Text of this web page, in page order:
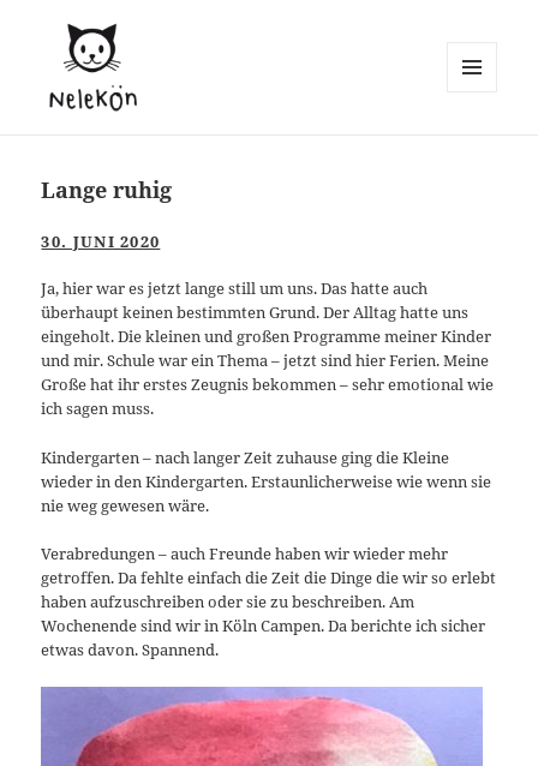
Lange ruhig
30. JUNI 2020
Ja, hier war es jetzt lange still um uns. Das hatte auch
überhaupt keinen bestimmten Grund. Der Alltag hatte uns
eingeholt. Die kleinen und großen Programme meiner Kinder
und mir. Schule war ein Thema – jetzt sind hier Ferien. Meine
Große hat ihr erstes Zeugnis bekommen – sehr emotional wie
ich sagen muss.
Kindergarten – nach langer Zeit zuhause ging die Kleine
wieder in den Kindergarten. Erstaunlicherweise wie wenn sie
nie weg gewesen wäre.
Verabredungen – auch Freunde haben wir wieder mehr
getroffen. Da fehlte einfach die Zeit die Dinge die wir so erlebt
haben aufzuschreiben oder sie zu beschreiben. Am
Wochenende sind wir in Köln Campen. Da berichte ich sicher
etwas davon. Spannend.